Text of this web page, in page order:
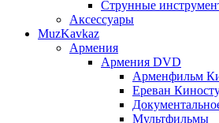
Струнные
Аксессуары
MuzKavkaz
Армения
Армения DVD
Арменфильм
Ереван
Мультфильмы